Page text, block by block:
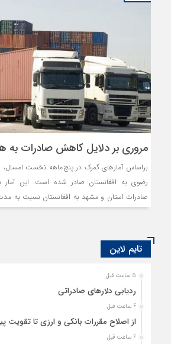
مروری بر دلایل کاهش صادرات به
رضوی به افغانستان صادر شده است. این
صادرات استان و مشهد به افغانستان نسبت به
تایم لاین
5 ساعت قبل
ردیابی دلارهای صادراتی
6 ساعت قبل
از اصلاح مقررات بانکی و ارزی تا تقویت
6 ساعت قبل